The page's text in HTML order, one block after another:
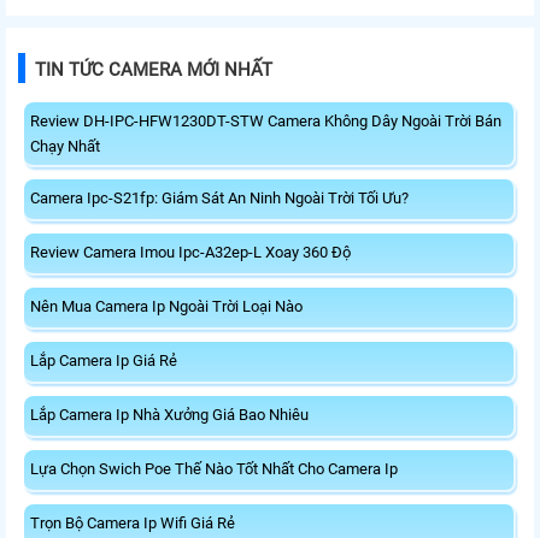
TIN TỨC CAMERA MỚI NHẤT
Review DH-IPC-HFW1230DT-STW Camera Không Dây Ngoài Trời Bán
Chạy Nhất
Camera Ipc-S21fp: Giám Sát An Ninh Ngoài Trời Tối Ưu?
Review Camera Imou Ipc-A32ep-L Xoay 360 Độ
Nên Mua Camera Ip Ngoài Trời Loại Nào
Lắp Camera Ip Giá Rẻ
Lắp Camera Ip Nhà Xưởng Giá Bao Nhiêu
Lựa Chọn Swich Poe Thế Nào Tốt Nhất Cho Camera Ip
Trọn Bộ Camera Ip Wifi Giá Rẻ